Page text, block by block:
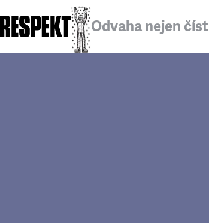
Odvaha nejen číst